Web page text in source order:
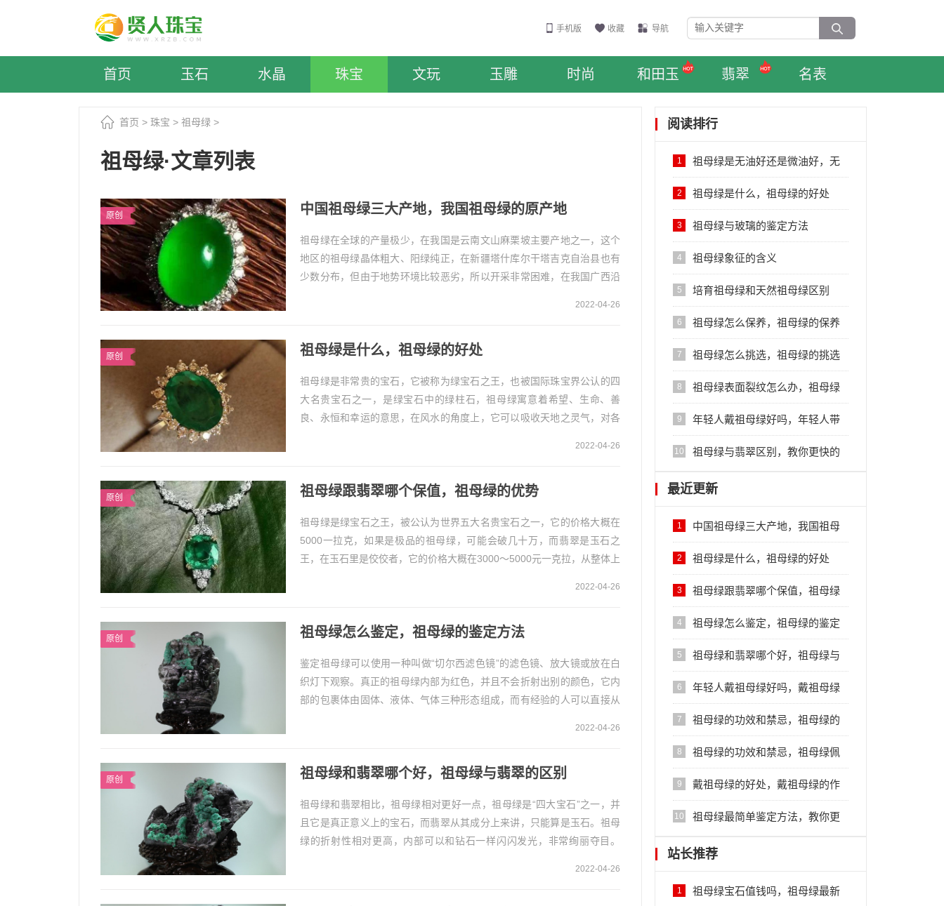
手机版 收藏 导航
首页 玉石 水晶 珠宝 文玩 玉雕 时尚 和田玉 翡翠 名表
首页 > 珠宝 > 祖母绿 >
祖母绿·文章列表
原创 中国祖母绿三大产地，我国祖母绿的原产地
祖母绿在全球的产量极少，在我国是云南文山麻栗坡主要产地之一，这个
地区的祖母绿晶体粗大、阳绿纯正，在新疆塔什库尔干塔吉克自治县也有
少数分布，但由于地势环境比较恶劣，所以开采非常困难，在我国广西沿
2022-04-26
原创 祖母绿是什么，祖母绿的好处
祖母绿是非常贵的宝石，它被称为绿宝石之王，也被国际珠宝界公认的四
大名贵宝石之一，是绿宝石中的绿柱石，祖母绿寓意着希望、生命、善
良、永恒和幸运的意思，在风水的角度上，它可以吸收天地之灵气，对各
2022-04-26
原创 祖母绿跟翡翠哪个保值，祖母绿的优势
祖母绿是绿宝石之王，被公认为世界五大名贵宝石之一，它的价格大概在
5000一拉克，如果是极品的祖母绿，可能会破几十万，而翡翠是玉石之
王，在玉石里是佼佼者，它的价格大概在3000～5000元一克拉，从整体上
2022-04-26
原创 祖母绿怎么鉴定，祖母绿的鉴定方法
鉴定祖母绿可以使用一种叫做“切尔西滤色镜”的滤色镜、放大镜或放在白
织灯下观察。真正的祖母绿内部为红色，并且不会折射出别的颜色，它内
部的包裹体由固体、液体、气体三种形态组成，而有经验的人可以直接从
2022-04-26
原创 祖母绿和翡翠哪个好，祖母绿与翡翠的区别
祖母绿和翡翠相比，祖母绿相对更好一点，祖母绿是“四大宝石”之一，并
且它是真正意义上的宝石，而翡翠从其成分上来讲，只能算是玉石。祖母
绿的折射性相对更高，内部可以和钻石一样闪闪发光，非常绚丽夺目。
2022-04-26
阅读排行
1 祖母绿是无油好还是微油好，无
油的祖母绿品质
2 祖母绿是什么，祖母绿的好处
3 祖母绿与玻璃的鉴定方法
4 祖母绿象征的含义
5 培育祖母绿和天然祖母绿区别
6 祖母绿怎么保养，祖母绿的保养
方法
7 祖母绿怎么挑选，祖母绿的挑选
方法
8 祖母绿表面裂纹怎么办，祖母绿
日常保养方法
9 年轻人戴祖母绿好吗，年轻人带
祖母绿的好处
10 祖母绿与翡翠区别，教你更快的
区分彼此
最近更新
1 中国祖母绿三大产地，我国祖母
绿的原产地
2 祖母绿是什么，祖母绿的好处
3 祖母绿跟翡翠哪个保值，祖母绿
的优势
4 祖母绿怎么鉴定，祖母绿的鉴定
方法
5 祖母绿和翡翠哪个好，祖母绿与
翡翠的区别
6 年轻人戴祖母绿好吗，戴祖母绿
的好处
7 祖母绿的功效和禁忌，祖母绿的
注意事项
8 祖母绿的功效和禁忌，祖母绿佩
戴的禁忌
9 戴祖母绿的好处，戴祖母绿的作
用
10 祖母绿最简单鉴定方法，教你更
快区分真假
站长推荐
1 祖母绿宝石值钱吗，祖母绿最新